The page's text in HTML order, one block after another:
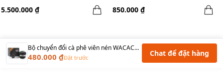
5.500.000 ₫ 850.000 ₫
Bộ chuyển đổi cà phê viên nén WACACO NS Adapter Nanopresso cho viên nén Nes
480.000 ₫Đặt trước Chat để đặt hàng